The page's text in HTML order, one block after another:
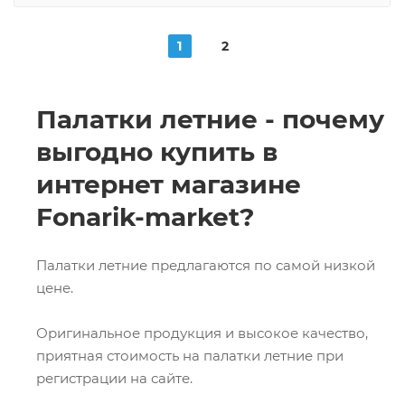
1 2
Палатки летние - почему
выгодно купить в
интернет магазине
Fonarik-market?
Палатки летние предлагаются по самой низкой
цене.
Оригинальное продукция и высокое качество,
приятная стоимость на палатки летние при
регистрации на сайте.